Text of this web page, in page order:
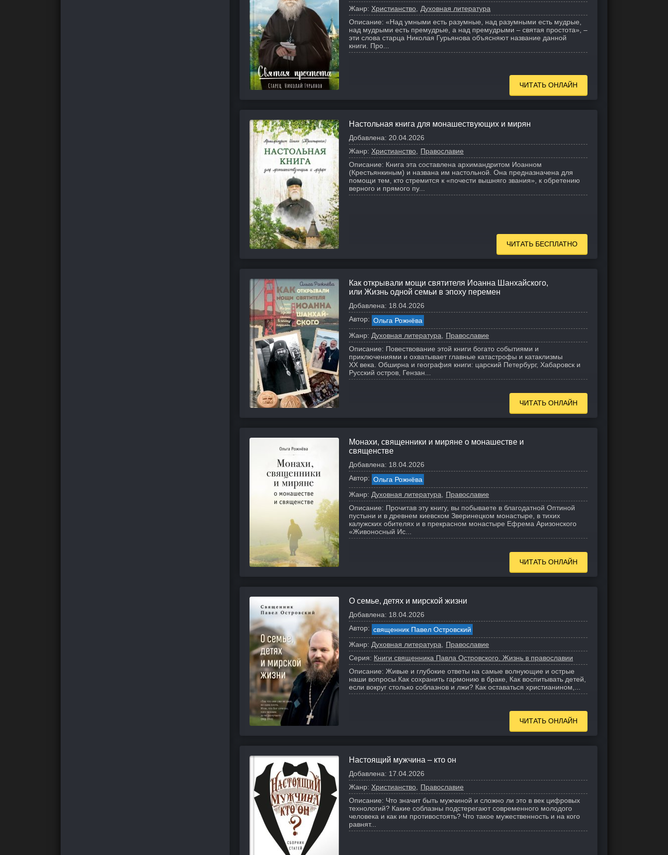
Жанр: Христианство
Духовная литература
Описание: «Над умными есть разумные, над разумными есть мудрые,
над мудрыми есть премудрые, а над премудрыми – святая простота», –
эти слова старца Николая Гурьянова объясняют название данной
книги. Про...
ЧИТАТЬ ОНЛАЙН
Настольная книга для монашествующих и мирян
Добавлена: 20.04.2026
Жанр: Христианство
Православие
Описание: Книга эта составлена архимандритом Иоанном
(Крестьянкиным) и названа им настольной. Она предназначена для
помощи тем, кто стремится к «почести вышняго звания», к обретению
верного и прямого пу...
ЧИТАТЬ БЕСПЛАТНО
Как открывали мощи святителя Иоанна Шанхайского,
или Жизнь одной семьи в эпоху перемен
Добавлена: 18.04.2026
Автор: Ольга Рожнёва
Жанр: Духовная литература
Православие
Описание: Повествование этой книги богато событиями и
приключениями и охватывает главные катастрофы и катаклизмы
XX века. Обширна и география книги: царский Петербург, Хабаровск и
Русский остров, Гензан...
ЧИТАТЬ ОНЛАЙН
Монахи, священники и миряне о монашестве и
священстве
Добавлена: 18.04.2026
Автор: Ольга Рожнёва
Жанр: Духовная литература
Православие
Описание: Прочитав эту книгу, вы побываете в благодатной Оптиной
пустыни и в древнем киевском Зверинецком монастыре, в тихих
калужских обителях и в прекрасном монастыре Ефрема Аризонского
«Живоносный Ис...
ЧИТАТЬ ОНЛАЙН
О семье, детях и мирской жизни
Добавлена: 18.04.2026
Автор: священник Павел Островский
Жанр: Духовная литература
Православие
Серия: Книги священника Павла Островского. Жизнь в православии
Описание: Живые и глубокие ответы на самые волнующие и острые
наши вопросы. Как сохранить гармонию в браке, Как воспитывать детей,
если вокруг столько соблазнов и лжи? Как оставаться христианином,...
ЧИТАТЬ ОНЛАЙН
Настоящий мужчина – кто он
Добавлена: 17.04.2026
Жанр: Христианство
Православие
Описание: Что значит быть мужчиной и сложно ли это в век цифровых
технологий? Какие соблазны подстерегают современного молодого
человека и как им противостоять? Что такое мужественность и на кого
равнят...